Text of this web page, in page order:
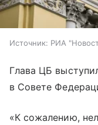
Источник: РИА
Глава ЦБ
в Совете
«К сожалению,